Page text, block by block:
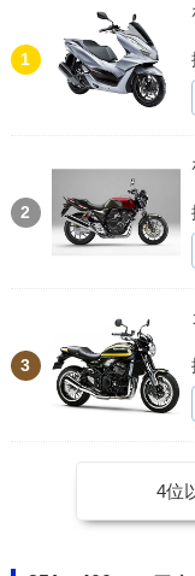
2016年 Ninja 40
0・カラーチェンジ
2015年 Ninja 400 A
1
2
3
4位